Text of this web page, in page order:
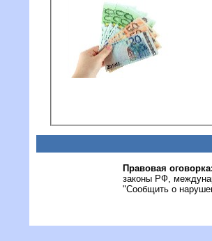
Правовая оговорка:
законы РФ,
"Сообщить о